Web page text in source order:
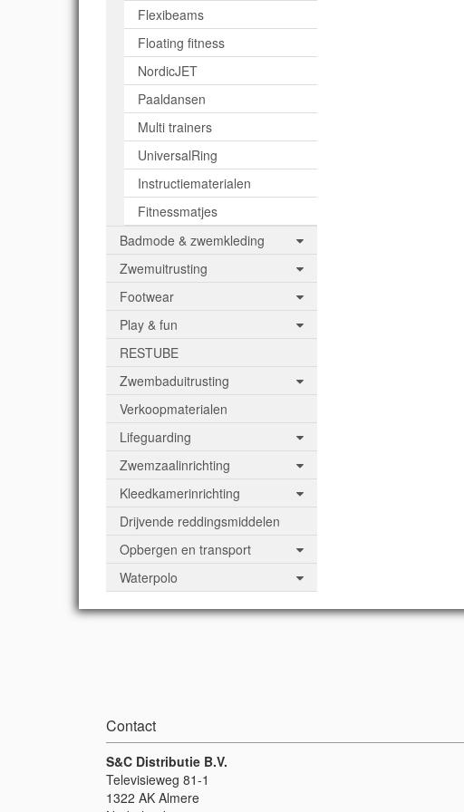
Flexibeams
Floating fitness
NordicJET
Paaldansen
Multi trainers
UniversalRing
Instructiematerialen
Fitnessmatjes
Badmode & zwemkleding
Zwemuitrusting
Footwear
Play & fun
RESTUBE
Zwembaduitrusting
Verkoopmaterialen
Lifeguarding
Zwemzaalinrichting
Kleedkamerinrichting
Drijvende reddingsmiddelen
Opbergen en transport
Waterpolo
Contact
S&C Distributie B.V.
Televisieweg 81-1
1322 AK Almere